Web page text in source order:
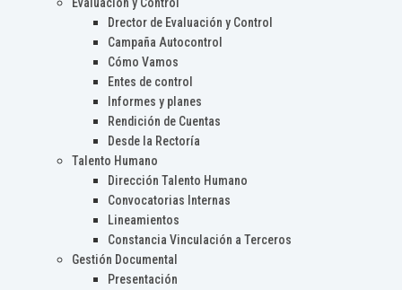
Evaluación y Control
Drector de Evaluación y Control
Campaña Autocontrol
Cómo Vamos
Entes de control
Informes y planes
Rendición de Cuentas
Desde la Rectoría
Talento Humano
Dirección Talento Humano
Convocatorias Internas
Lineamientos
Constancia Vinculación a Terceros
Gestión Documental
Presentación